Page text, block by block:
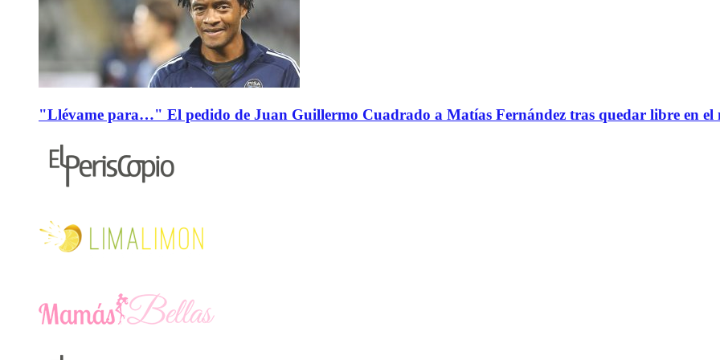
"Llévame para…" El pedido de Juan Guillermo Cuadrado a Matías Fernández tras quedar libre en el